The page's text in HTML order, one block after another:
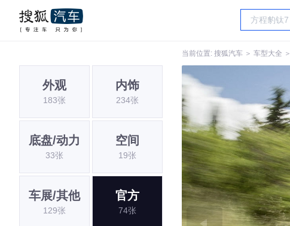
当前位置: 搜狐汽车 ＞ 车型大全 ＞
外观
183张
内饰
234张
底盘/动力
33张
空间
19张
车展/其他
129张
官方
74张